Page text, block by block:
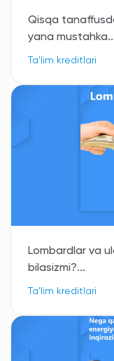
Qisqa
yana
Ta'lim kreditlari
Lombardlar va
bilasizmi?...
Ta'lim kreditlari